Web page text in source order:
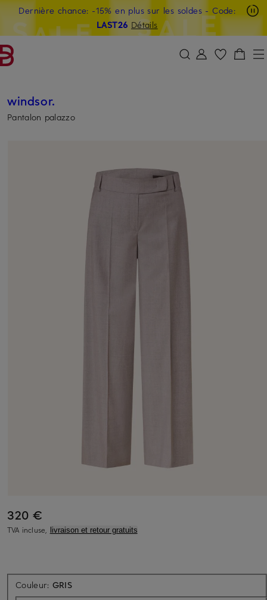
PASSER AU CONTENU PRINCIPAL PASSER AU CHAMP DE
Dernière chance: -15% en plus sur les soldes - Code:
LAST26 Détails
windsor.
Pantalon palazzo
320 €
TVA incluse, livraison et retour gratuits
Couleur: GRIS